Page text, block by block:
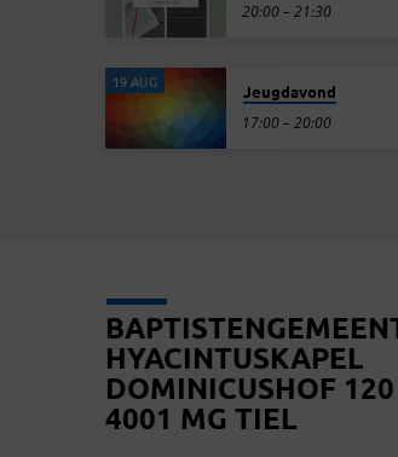
20:00 – 21:30
19 AUG
Jeugdavond
17:00 – 20:00
HYACINTUSKAPEL
DOMINICUSHOF 120
4001 MG TIEL